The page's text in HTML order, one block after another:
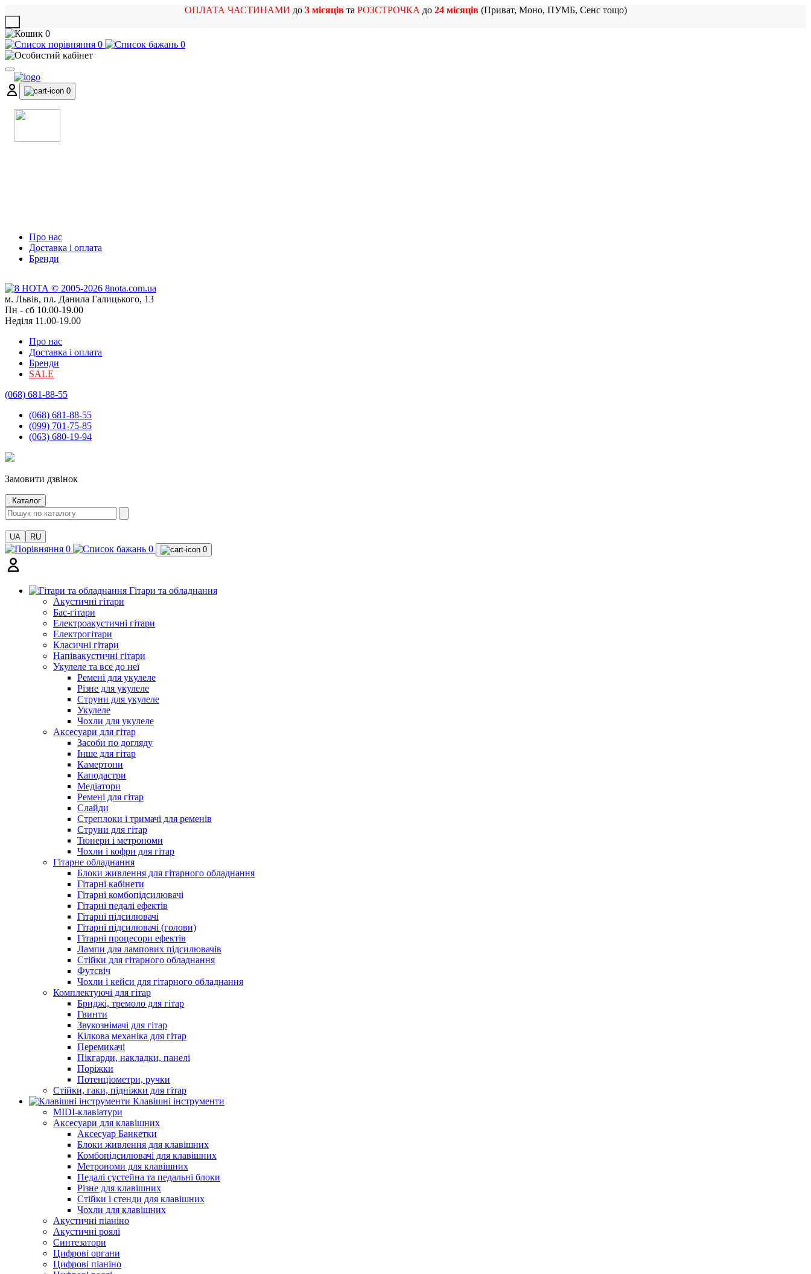
ОПЛАТА ЧАСТИНАМИ до 3 місяцівта РОЗСТРОЧКА до 24 місяців(Приват, Моно, ПУМБ, Сенс тощо)
0
0
0
0
Про нас
Доставка і оплата
Бренди
м. Львів, пл. Данила Галицького, 13
Пн - сб 10.00-19.00
Неділя 11.00-19.00
Про нас
Доставка і оплата
Бренди
SALE
(068) 681-88-55
(068) 681-88-55
(099) 701-75-85
(063) 680-19-94
Замовити дзвінок
Каталог
UA RU
0 0 0
Гітари та обладнання
Акустичні гітари
Бас-гітари
Електроакустичні гітари
Електрогітари
Класичні гітари
Напівакустичні гітари
Укулеле та все до неї
Ремені для укулеле
Різне для укулеле
Струни для укулеле
Укулеле
Чохли для укулеле
Аксесуари для гітар
Засоби по догляду
Інше для гітар
Камертони
Каподастри
Медіатори
Ремені для гітар
Слайди
Стреплоки і тримачі для ременів
Струни для гітар
Тюнери і метрономи
Чохли і кофри для гітар
Гітарне обладнання
Блоки живлення для гітарного обладнання
Гітарні кабінети
Гітарні комбопідсилювачі
Гітарні педалі ефектів
Гітарні підсилювачі
Гітарні підсилювачі (голови)
Гітарні процесори ефектів
Лампи для лампових підсилювачів
Стійки для гітарного обладнання
Футсвіч
Чохли і кейси для гітарного обладнання
Комплектуючі для гітар
Бриджі, тремоло для гітар
Гвинти
Звукознімачі для гітар
Кілкова механіка для гітар
Перемикачі
Пікгарди, накладки, панелі
Поріжки
Потенціометри, ручки
Стійки, гаки, підніжки для гітар
Клавішні інструменти
MIDI-клавіатури
Аксесуари для клавішних
Аксесуар Банкетки
Блоки живлення для клавішних
Комбопідсилювачі для клавішних
Метрономи для клавішних
Педалі сустейна та педальні блоки
Різне для клавішних
Стійки і стенди для клавішних
Чохли для клавішних
Акустичні піаніно
Акустичні роялі
Синтезатори
Цифрові органи
Цифрові піаніно